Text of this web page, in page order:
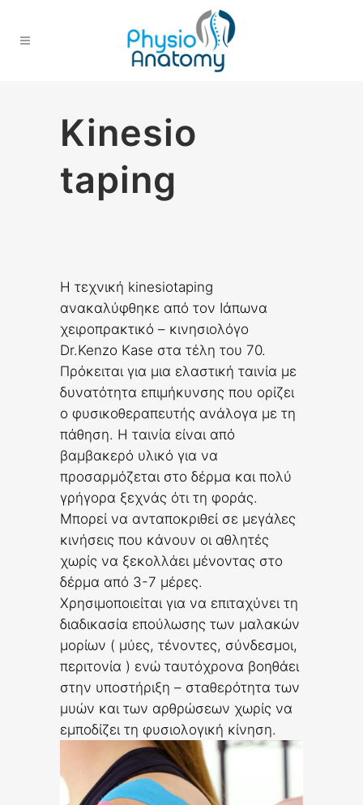
Kinesio
taping
Η τεχνική kinesiotaping
ανακαλύφθηκε από τον Ιάπωνα
χειροπρακτικό – κινησιολόγο
Dr.Kenzo Kase στα τέλη του 70.
Πρόκειται για μια ελαστική ταινία με
δυνατότητα επιμήκυνσης που ορίζει
ο φυσικοθεραπευτής ανάλογα με τη
πάθηση. Η ταινία είναι από
βαμβακερό υλικό για να
προσαρμόζεται στο δέρμα και πολύ
γρήγορα ξεχνάς ότι τη φοράς.
Μπορεί να ανταποκριθεί σε μεγάλες
κινήσεις που κάνουν οι αθλητές
χωρίς να ξεκολλάει μένοντας στο
δέρμα από 3-7 μέρες.
Χρησιμοποιείται για να επιταχύνει τη
διαδικασία επούλωσης των μαλακών
μορίων ( μύες, τένοντες, σύνδεσμοι,
περιτονία ) ενώ ταυτόχρονα βοηθάει
στην υποστήριξη – σταθερότητα των
μυών και των αρθρώσεων χωρίς να
εμποδίζει τη φυσιολογική κίνηση.